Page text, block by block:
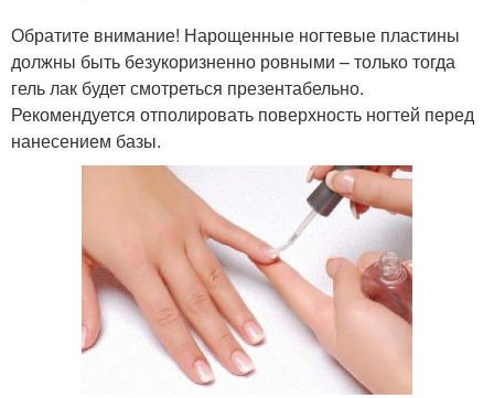
Обратите внимание! Нарощенные ногтевые пластины
должны быть безукоризненно ровными – только тогда
гель лак будет смотреться презентабельно.
Рекомендуется отполировать поверхность ногтей перед
нанесением базы.